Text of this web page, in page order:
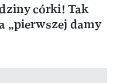
córki! Tak
„pierwszej damy